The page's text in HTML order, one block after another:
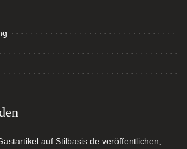
auf Stilbasis.de veröffentlichen,